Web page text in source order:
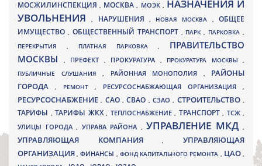
МОСЖИЛИНСПЕКЦИЯ, МОСКВА , МОЭК , НАЗНАЧЕНИЯ И
УВОЛЬНЕНИЯ, НАРУШЕНИЯ , НОВАЯ МОСКВА ,ОБЩЕЕ
ИМУЩЕСТВО , ОБЩЕСТВЕННЫЙ ТРАНСПОРТ , ПАРК, ПАРКОВКА ,
ПЕРЕКРЫТИЯ , ПЛАТНАЯ ПАРКОВКА , ПРАВИТЕЛЬСТВО
МОСКВЫ
, ПРЕФЕКТ , ПРОКУРАТУРА , ПРОКУРАТУРА МОСКВЫ ,
ПУБЛИЧНЫЕ СЛУШАНИЯ , РАЙОННАЯ МОНОПОЛИЯ , РАЙОНЫ
ГОРОДА
, РЕМОНТ , РЕСУРСОСНАБЖАЮЩАЯ ОРГАНИЗАЦИЯ ,
РЕСУРСОСНАБЖЕНИЕ, САО,СВАО ,СЗАО, СТРОИТЕЛЬСТВО,
ТАРИФЫ , ТАРИФЫ ЖКХ , ТЕПЛОСНАБЖЕНИЕ , ТРАНСПОРТ , ТСЖ ,
УЛИЦЫ ГОРОДА , УПРАВА РАЙОНА , УПРАВЛЕНИЕ МКД ,
УПРАВЛЯЮЩАЯ КОМПАНИЯ,УПРАВЛЯЮЩАЯ
ОРГАНИЗАЦИЯ,ФИНАНСЫ , ФОНД КАПИТАЛЬНОГО РЕМОНТА , ЦАО,